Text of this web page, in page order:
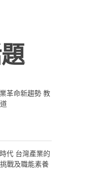
革命新趨勢 教
代 台灣產業的
戰及職能素養